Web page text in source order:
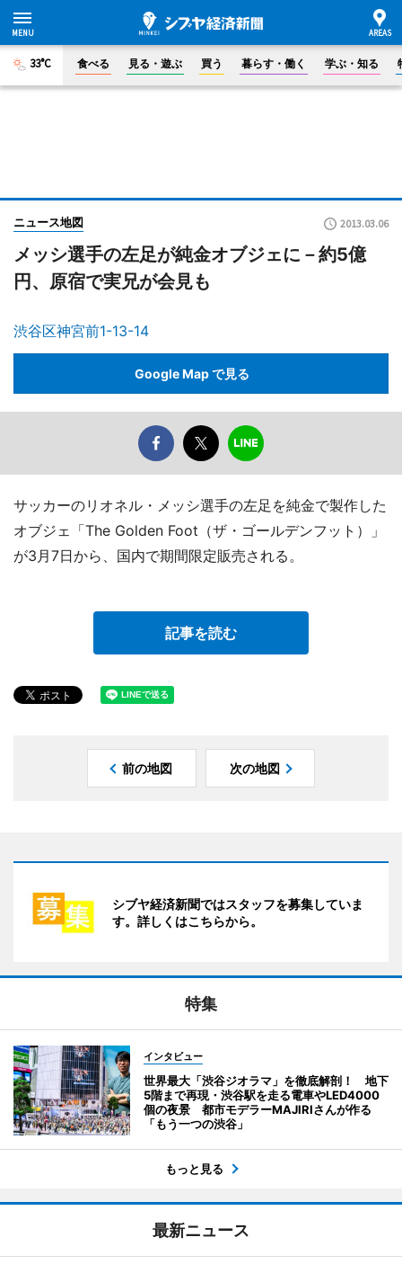
33°C 食べる 見る・遊ぶ 買う 暮らす・働く 学ぶ・知る
ニュース地図 2013.03.06
メッシ選手の左足が純金オブジェに－約5億
円、原宿で実兄が会見も
渋谷区神宮前1-13-14
Google Map で見る
サッカーのリオネル・メッシ選手の左足を純金で製作した
オブジェ「The Golden Foot（ザ・ゴールデンフット）」
が3月7日から、国内で期間限定販売される。
記事を読む
前の地図 次の地図
シブヤ経済新聞ではスタッフを募集していま
す。詳しくはこちらから。
特集
インタビュー
世界最大「渋谷ジオラマ」を徹底解剖！ 地下
5階まで再現・渋谷駅を走る電車やLED4000
個の夜景 都市モデラーMAJIRIさんが作る
「もう一つの渋谷」
もっと見る
最新ニュース